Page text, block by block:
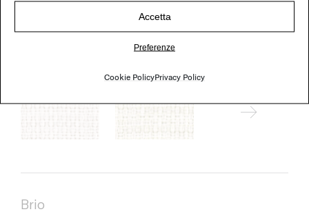
Accetta
Preferenze
Cookie PolicyPrivacy Policy
Brio